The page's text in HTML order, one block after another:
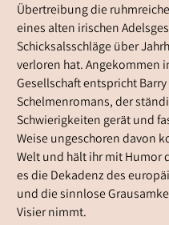
Übertreibung die
eines alten irischen
Schicksalsschläge über
verloren hat. Angekommen
Gesellschaft entspricht
Schelmenromans, der
Schwierigkeiten gerät und
Weise ungeschoren davon
Welt und hält ihr mit Humor
es die Dekadenz des
und die sinnlose
Visier nimmt.